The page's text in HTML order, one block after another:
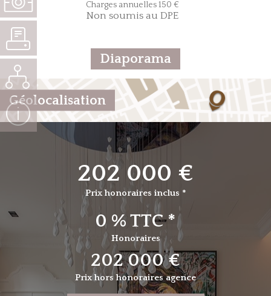
Charges annuelles 150 €
Non soumis au DPE
Diaporama
Géolocalisation
202 000 €
Prix honoraires inclus *
0 % TTC *
Honoraires
202 000 €
Prix hors honoraires agence